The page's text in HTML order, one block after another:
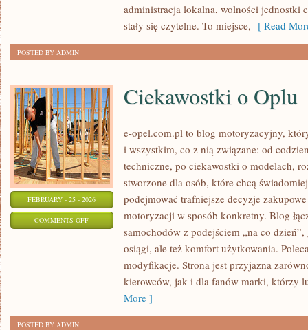
administracja lokalna, wolności jednostki
stały się czytelne. To miejsce, [ Read
POSTED BY ADMIN
FEBRUARY - 25 - 2026
COMMENTS OFFON
CIEKAWOSTKI
Ciekawostki o Oplu
e-opel.com.pl to blog motoryzacyjny,
i wszystkim, co z nią związane: od
techniczne, po ciekawostki o modelach,
stworzone dla osób, które chcą
podejmować trafniejsze decyzje
motoryzacji w sposób konkretny. Blog
samochodów z podejściem „na co
osiągi, ale też komfort użytkowania.
modyfikacje. Strona jest przyjazna
kierowców, jak i dla fanów marki, którzy
More ]
POSTED BY ADMIN